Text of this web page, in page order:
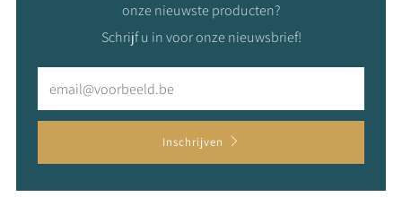
onze nieuwste producten?
Schrijf u in voor onze nieuwsbrief!
Inschrijven